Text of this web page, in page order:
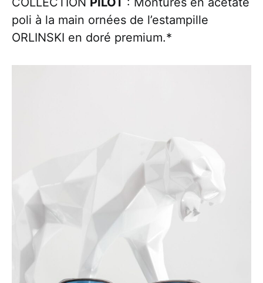
poli à la main ornées de l’estampille
ORLINSKI en doré premium.*